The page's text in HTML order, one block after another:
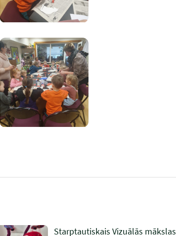
Starptautiskais Vizuālās mākslas